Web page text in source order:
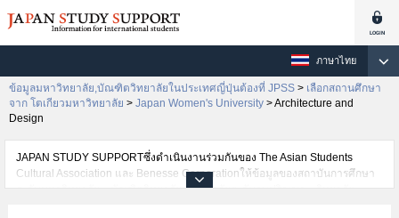
ภาษาไทย
ข้อมูลมหาวิทยาลัย,บัณฑิตวิทยาลัยในประเทศญี่ปุ่นต้องที่ JPSS > เลือกสถานศึกษา
จาก โตเกียวมหาวิทยาลัย > Japan Women's University >Architecture and
Design
JAPAN STUDY SUPPORTซึ่งดำเนินงานร่วมกันของ The Asian Students
Cultural Association และ Benesse Corporationให้ข้อมูลของสถาบันการศึกษา
ระดับมหาวิทยาลัย・บัณฑิตวิทยาลัย・วิทยาลัยระดับอนุปริญญา・วิทยาลัย